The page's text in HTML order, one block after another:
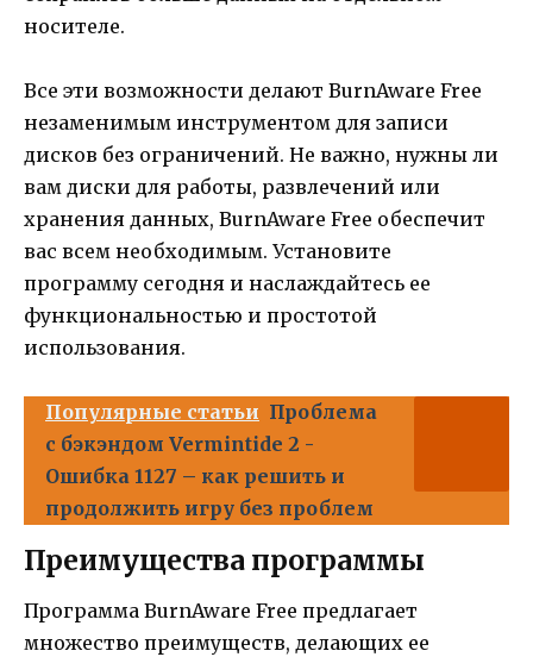
носителе.
Все эти возможности делают BurnAware Free
незаменимым инструментом для записи
дисков без ограничений. Не важно, нужны ли
вам диски для работы, развлечений или
хранения данных, BurnAware Free обеспечит
вас всем необходимым. Установите
программу сегодня и наслаждайтесь ее
функциональностью и простотой
использования.
Популярные статьи Проблема
с бэкэндом Vermintide 2 -
Ошибка 1127 – как решить и
продолжить игру без проблем
Преимущества программы
Программа BurnAware Free предлагает
множество преимуществ, делающих ее